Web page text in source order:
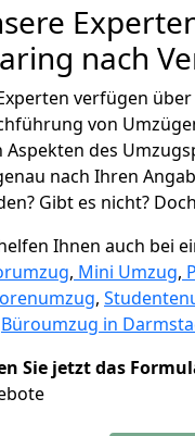
nach
verfügen über
von
Aspekten des
nach Ihren
Gibt es nicht?
Ihnen auch bei
, Mini Umzug,
,
Büroumzug in
Sie jetzt das